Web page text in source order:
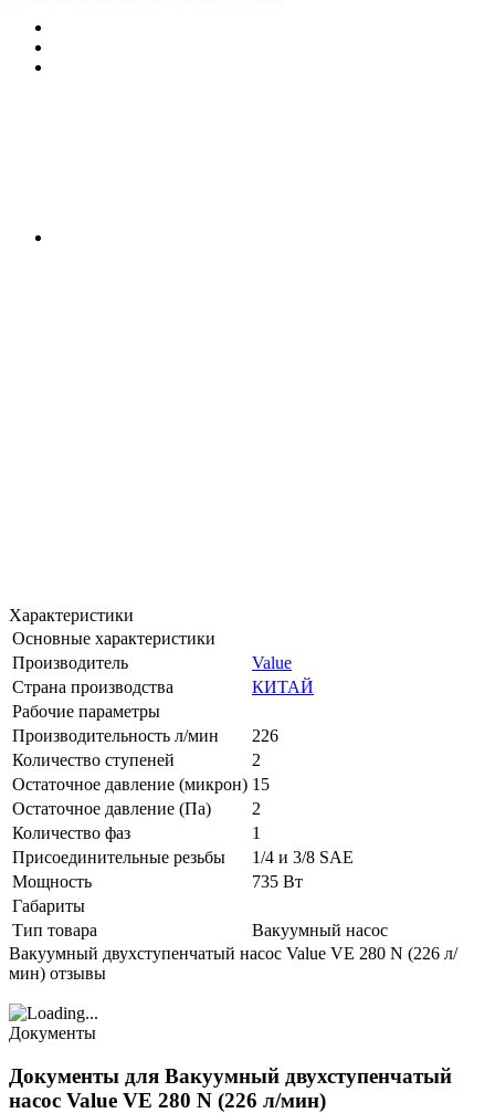
Характеристики
Основные характеристики
Производитель
Value
Страна производства
КИТАЙ
Рабочие параметры
Производительность л/мин
226
Количество ступеней
2
Остаточное давление (микрон) 15
Остаточное давление (Па)
2
Количество фаз
1
Присоединительные резьбы
1/4 и 3/8 SAE
Мощность
735 Вт
Габариты
Тип товара
Вакуумный насос
Вакуумный двухступенчатый насос Value VE 280 N (226 л/
мин) отзывы
Документы
Документы для Вакуумный двухступенчатый
насос Value VE 280 N (226 л/мин)